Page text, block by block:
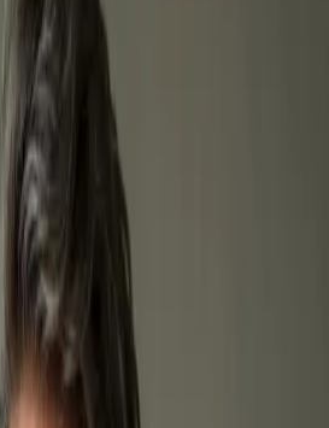
:
Videokonsultace s lékařem,
s lékařem, který má na vás čas
posoudí vaše příznaky na videu a
je-li to klinicky
dnes.